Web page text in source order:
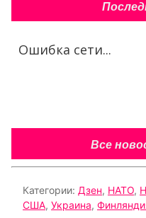
Ошибка сети...
Все
Категории: Дзен, НАТО,
США, Украина,